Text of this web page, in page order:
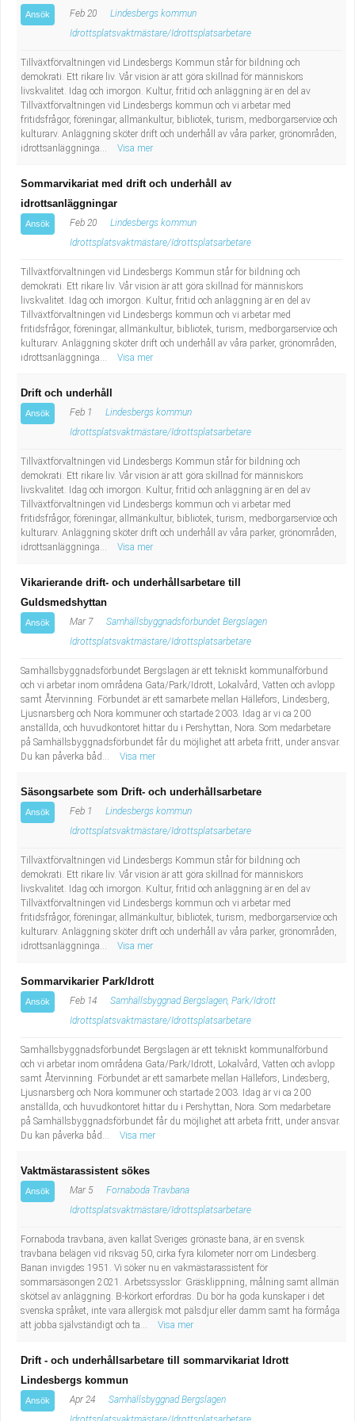
Industriell tillverkning
Kropps- och skönhetsvård
Kultur, media, design
Naturbruk
Naturvetenskapligt arbete
Pedagogiskt arbete
Sanering och renhållning
Socialt arbete
Säkerhetsarbete
Tekniskt arbete
Transport
Behandlingsassistent/Socialpedagog
Budbilsförare
Tidningsbud/Tidningsdistributör
Taxiförare/Taxichaufför
Läkarsekreterare/Vårdadmin/Medicinsk
sekreterare
Lastbilsförare m.fl.
Fastighetsskötare
Informatör/Kommunikatör
Brevbärare
Sjuksköterska, grundutbildad
Kock, storhushåll
Undersköterska, vård- o specialavd. o mottagning
Bibliotekarie
Administrativ assistent
Lärare i gymnasiet
Ansök Feb 20
Lindesbergs kommun
Idrottsplatsvaktmästare/Idrottsplatsarbetare
Tillväxtförvaltningen vid Lindesbergs Kommun står för bildning och
demokrati. Ett rikare liv. Vår vision är att göra skillnad för människors
livskvalitet. Idag och imorgon. Kultur, fritid och anläggning är en del av
Tillväxtförvaltningen vid Lindesbergs kommun och vi arbetar med
fritidsfrågor, föreningar, allmänkultur, bibliotek, turism, medborgarservice och
kulturarv. Anläggning sköter drift och underhåll av våra parker, grönområden,
idrottsanläggninga...
Visa mer
Sommarvikariat med drift och underhåll av
idrottsanläggningar
Ansök Feb 20
Lindesbergs kommun
Idrottsplatsvaktmästare/Idrottsplatsarbetare
Tillväxtförvaltningen vid Lindesbergs Kommun står för bildning och
demokrati. Ett rikare liv. Vår vision är att göra skillnad för människors
livskvalitet. Idag och imorgon. Kultur, fritid och anläggning är en del av
Tillväxtförvaltningen vid Lindesbergs kommun och vi arbetar med
fritidsfrågor, föreningar, allmänkultur, bibliotek, turism, medborgarservice och
kulturarv. Anläggning sköter drift och underhåll av våra parker, grönområden,
idrottsanläggninga...
Visa mer
Drift och underhåll
Ansök Feb 1
Lindesbergs kommun
Idrottsplatsvaktmästare/Idrottsplatsarbetare
Tillväxtförvaltningen vid Lindesbergs Kommun står för bildning och
demokrati. Ett rikare liv. Vår vision är att göra skillnad för människors
livskvalitet. Idag och imorgon. Kultur, fritid och anläggning är en del av
Tillväxtförvaltningen vid Lindesbergs kommun och vi arbetar med
fritidsfrågor, föreningar, allmänkultur, bibliotek, turism, medborgarservice och
kulturarv. Anläggning sköter drift och underhåll av våra parker, grönområden,
idrottsanläggninga...
Visa mer
Vikarierande drift- och underhållsarbetare till
Guldsmedshyttan
Ansök Mar 7
Samhällsbyggnadsförbundet Bergslagen
Idrottsplatsvaktmästare/Idrottsplatsarbetare
Samhällsbyggnadsförbundet Bergslagen är ett tekniskt kommunalförbund
och vi arbetar inom områdena Gata/Park/Idrott, Lokalvård, Vatten och avlopp
samt Återvinning. Förbundet är ett samarbete mellan Hällefors, Lindesberg,
Ljusnarsberg och Nora kommuner och startade 2003. Idag är vi ca 200
anställda, och huvudkontoret hittar du i Pershyttan, Nora. Som medarbetare
på Samhällsbyggnadsförbundet får du möjlighet att arbeta fritt, under ansvar.
Du kan påverka båd...
Visa mer
Säsongsarbete som Drift- och underhållsarbetare
Ansök Feb 1
Lindesbergs kommun
Idrottsplatsvaktmästare/Idrottsplatsarbetare
Tillväxtförvaltningen vid Lindesbergs Kommun står för bildning och
demokrati. Ett rikare liv. Vår vision är att göra skillnad för människors
livskvalitet. Idag och imorgon. Kultur, fritid och anläggning är en del av
Tillväxtförvaltningen vid Lindesbergs kommun och vi arbetar med
fritidsfrågor, föreningar, allmänkultur, bibliotek, turism, medborgarservice och
kulturarv. Anläggning sköter drift och underhåll av våra parker, grönområden,
idrottsanläggninga...
Visa mer
Sommarvikarier Park/Idrott
Ansök Feb 14
Samhällsbyggnad Bergslagen, Park/Idrott
Idrottsplatsvaktmästare/Idrottsplatsarbetare
Samhällsbyggnadsförbundet Bergslagen är ett tekniskt kommunalförbund
och vi arbetar inom områdena Gata/Park/Idrott, Lokalvård, Vatten och avlopp
samt Återvinning. Förbundet är ett samarbete mellan Hällefors, Lindesberg,
Ljusnarsberg och Nora kommuner och startade 2003. Idag är vi ca 200
anställda, och huvudkontoret hittar du i Pershyttan, Nora. Som medarbetare
på Samhällsbyggnadsförbundet får du möjlighet att arbeta fritt, under ansvar.
Du kan påverka båd...
Visa mer
Vaktmästarassistent sökes
Ansök Mar 5
Fornaboda Travbana
Idrottsplatsvaktmästare/Idrottsplatsarbetare
Fornaboda travbana, även kallat Sveriges grönaste bana, är en svensk
travbana belägen vid riksväg 50, cirka fyra kilometer norr om Lindesberg.
Banan invigdes 1951. Vi söker nu en vakmästarassistent för
sommarsäsongen 2021. Arbetssysslor: Gräsklippning, målning samt allmän
skötsel av anläggning. B-körkort erfordras. Du bör ha goda kunskaper i det
svenska språket, inte vara allergisk mot pälsdjur eller damm samt ha förmåga
att jobba självständigt och ta...
Visa mer
Drift - och underhållsarbetare till sommarvikariat Idrott
Lindesbergs kommun
Ansök Apr 24
Samhällsbyggnad Bergslagen